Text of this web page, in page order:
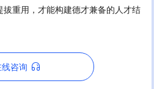
重用，才能构建德才兼备的人才结
线咨询 